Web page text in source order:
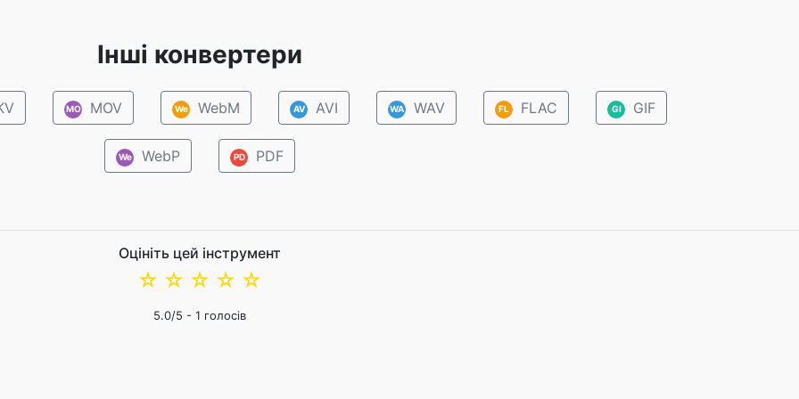
Інші конвертери
MO MOV We WebM AV AVI WA WAV FL FLAC GI GIF
We WebP PD PDF
Оцініть цей інструмент
☆
☆
☆
☆
☆
5.0/5 - 1 голосів